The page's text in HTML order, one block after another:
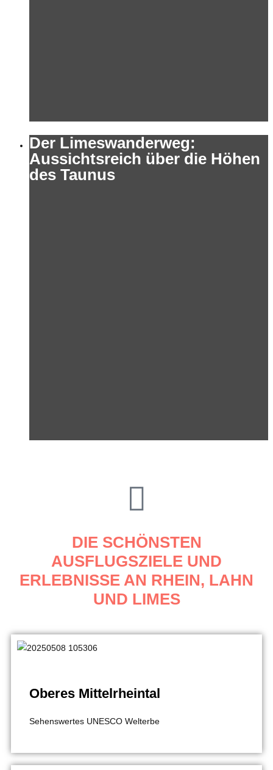
Der Limeswanderweg:
Aussichtsreich über die Höhen
des Taunus
DIE SCHÖNSTEN
AUSFLUGSZIELE UND
ERLEBNISSE AN RHEIN, LAHN
UND LIMES
Oberes Mittelrheintal
Sehenswertes UNESCO Welterbe